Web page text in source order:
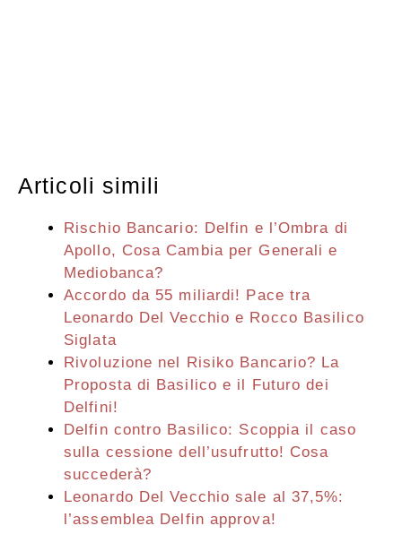
Articoli simili
Rischio Bancario: Delfin e l’Ombra di
Apollo, Cosa Cambia per Generali e
Mediobanca?
Accordo da 55 miliardi! Pace tra
Leonardo Del Vecchio e Rocco Basilico
Siglata
Rivoluzione nel Risiko Bancario? La
Proposta di Basilico e il Futuro dei
Delfini!
Delfin contro Basilico: Scoppia il caso
sulla cessione dell’usufrutto! Cosa
succederà?
Leonardo Del Vecchio sale al 37,5%:
l’assemblea Delfin approva!